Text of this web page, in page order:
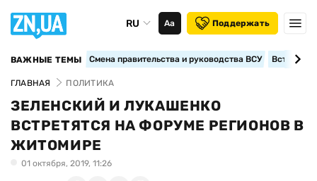
RU Аа Поддержать
ВАЖНЫЕ ТЕМЫ Смена правительства и руководства ВСУ
ГЛАВНАЯ ПОЛИТИКА
ЗЕЛЕНСКИЙ И ЛУКАШЕНКО
ВСТРЕТЯТСЯ НА ФОРУМЕ РЕГИОНОВ В
ЖИТОМИРЕ
01 октября, 2019, 11:26